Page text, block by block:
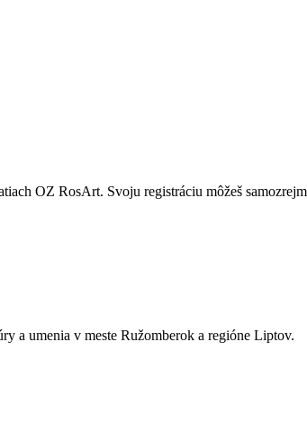
OZ RosArt. Svoju registráciu môžeš
a umenia v meste Ružomberok a regióne Liptov.